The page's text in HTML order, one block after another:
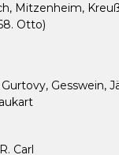
Mitzenheim,
Otto)
Gesswein,
Carl